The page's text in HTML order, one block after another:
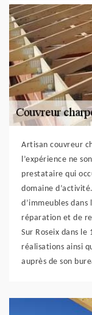
Artisan couvreur
l’expérience ne
prestataire qui
domaine
d’immeubles
réparation et de
Sur Roseix dans le
réalisations ainsi
auprès de son